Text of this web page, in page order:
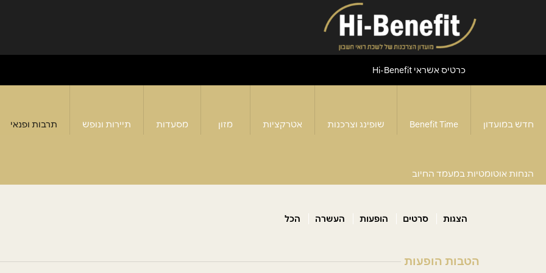
כרטיס אשראי Hi-Benefit
חדש במועדון Benefit Time שופינג וצרכנות אטרקציות מזון מסעדות תיירות ונופש תרבות ופנאי
הנחות אוטומטיות במעמד החיוב
דף הבית >תרבות ופנאי
הצגות סרטים הופעות העשרה הכל
הטבות הופעות